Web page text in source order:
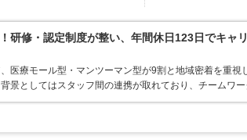
研修・認定制度が整い、年間休日123日でキャ
医療モール型・マンツーマン型が9割と地域密着を重視
景としてはスタッフ間の連携が取れており、チームワ